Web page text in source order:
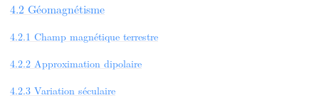
4.2 Géomagnétisme
4.2.1 Champ magnétique terrestre
4.2.2 Approximation dipolaire
4.2.3 Variation séculaire